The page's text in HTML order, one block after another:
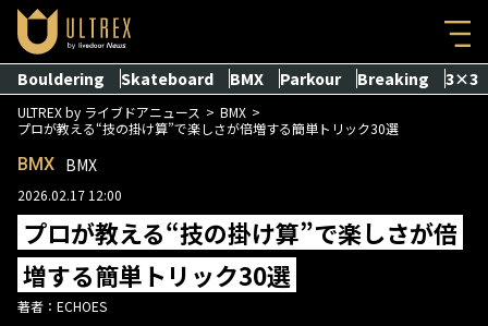
Bouldering Skateboard BMX Parkour Breaking 3×3
ULTREX by ライブドアニュース
BMX
プロが教える“技の掛け算”で楽しさが倍増する簡単トリック30選
BMX BMX
2026.02.17 12:00
プロが教える“技の掛け算”で楽しさが倍
増する簡単トリック30選
著者： ECHOES